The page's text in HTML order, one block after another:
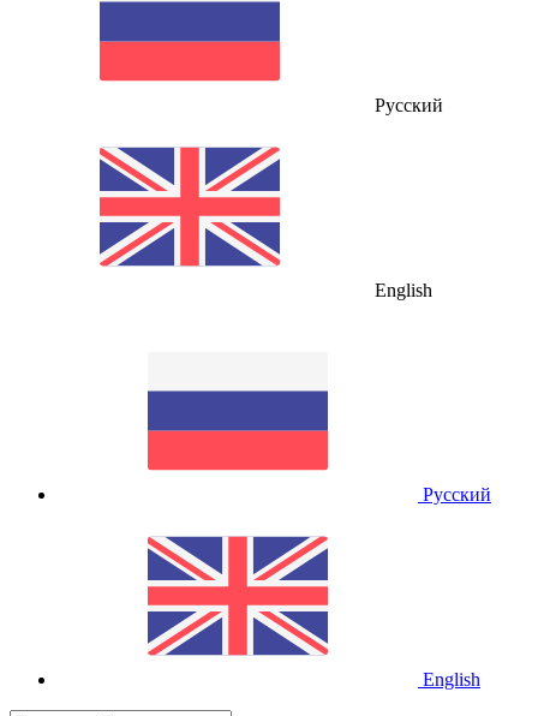
Русский
English
Русский
English